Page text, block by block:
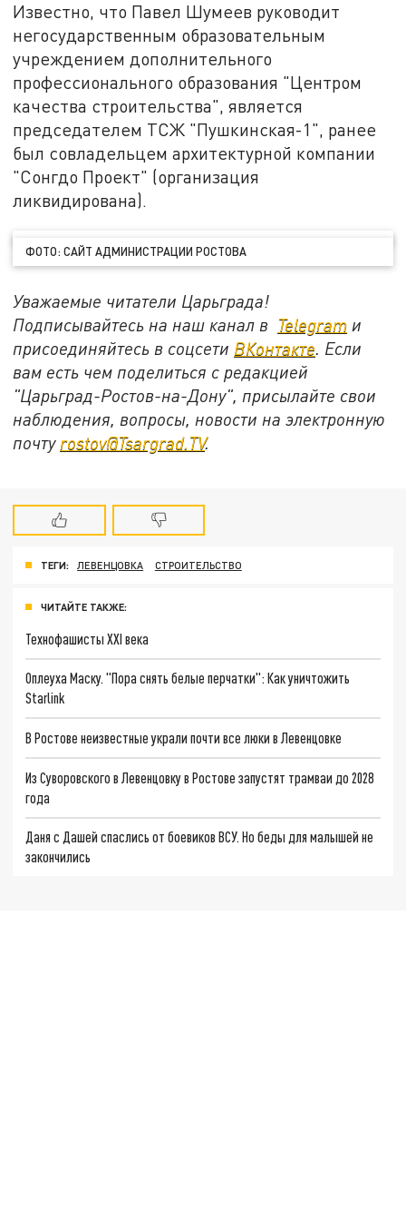
Известно, что Павел Шумеев руководит
негосударственным образовательным
учреждением дополнительного
профессионального образования "Центром
качества строительства", является
председателем ТСЖ "Пушкинская-1", ранее
был совладельцем архитектурной компании
"Сонгдо Проект" (организация
ликвидирована).
ФОТО: САЙТ АДМИНИСТРАЦИИ РОСТОВА
Уважаемые читатели Царьграда!
Подписывайтесь на наш канал в Telegram и
присоединяйтесь в соцсети ВКонтакте. Если
вам есть чем поделиться с редакцией
"Царьград-Ростов-на-Дону", присылайте свои
наблюдения, вопросы, новости на электронную
почту rostov@Tsargrad.ТV.
ТЕГИ: ЛЕВЕНЦОВКА СТРОИТЕЛЬСТВО
ЧИТАЙТЕ ТАКЖЕ:
Технофашисты XXI века
Оплеуха Маску. "Пора снять белые перчатки": Как уничтожить
Starlink
В Ростове неизвестные украли почти все люки в Левенцовке
Из Суворовского в Левенцовку в Ростове запустят трамваи до 2028
года
Даня с Дашей спаслись от боевиков ВСУ. Но беды для малышей не
закончились